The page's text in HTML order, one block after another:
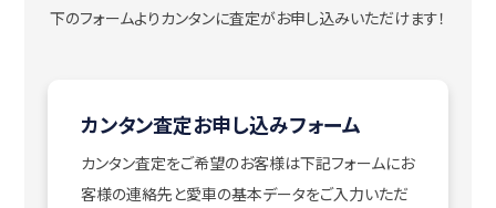
下のフォームよりカンタンに査定がお申し込みいただけます！
カンタン査定お申し込みフォーム
カンタン査定をご希望のお客様は下記フォームにお
客様の連絡先と愛車の基本データをご入力いただ